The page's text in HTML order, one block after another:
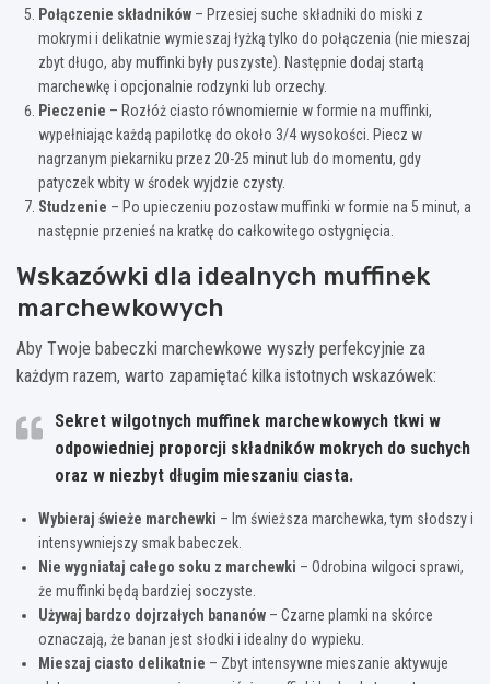
Połączenie składników – Przesiej suche składniki do miski z
mokrymi i delikatnie wymieszaj łyżką tylko do połączenia (nie mieszaj
zbyt długo, aby muffinki były puszyste). Następnie dodaj startą
marchewkę i opcjonalnie rodzynki lub orzechy.
Pieczenie – Rozłóż ciasto równomiernie w formie na muffinki,
wypełniając każdą papilotkę do około 3/4 wysokości. Piecz w
nagrzanym piekarniku przez 20-25 minut lub do momentu, gdy
patyczek wbity w środek wyjdzie czysty.
Studzenie – Po upieczeniu pozostaw muffinki w formie na 5 minut, a
następnie przenieś na kratkę do całkowitego ostygnięcia.
Wskazówki dla idealnych muffinek
marchewkowych
Aby Twoje babeczki marchewkowe wyszły perfekcyjnie za
każdym razem, warto zapamiętać kilka istotnych wskazówek:
Sekret wilgotnych muffinek marchewkowych tkwi w
odpowiedniej proporcji składników mokrych do suchych
oraz w niezbyt długim mieszaniu ciasta.
Wybieraj świeże marchewki – Im świeższa marchewka, tym słodszy i
intensywniejszy smak babeczek.
Nie wygniataj całego soku z marchewki – Odrobina wilgoci sprawi,
że muffinki będą bardziej soczyste.
Używaj bardzo dojrzałych bananów – Czarne plamki na skórce
oznaczają, że banan jest słodki i idealny do wypieku.
Mieszaj ciasto delikatnie – Zbyt intensywne mieszanie aktywuje